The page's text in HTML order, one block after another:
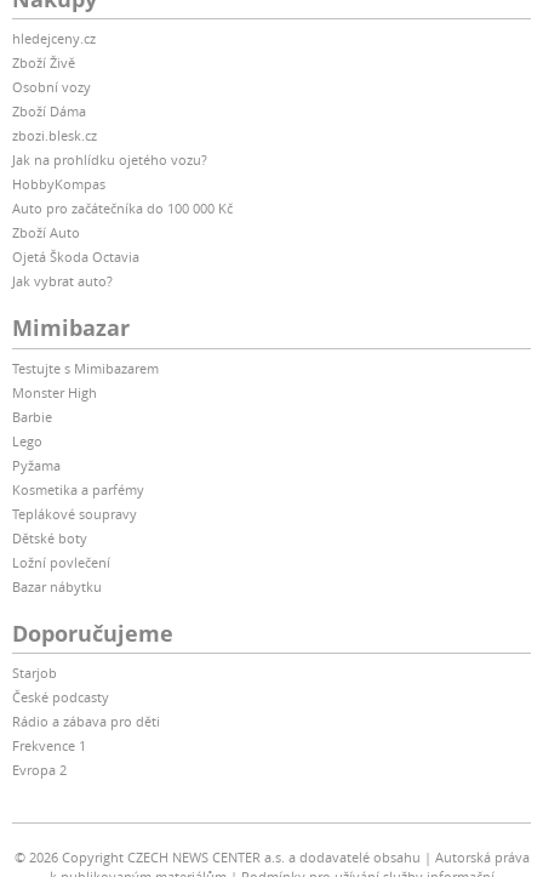
hledejceny.cz
Zboží Živě
Osobní vozy
Zboží Dáma
zbozi.blesk.cz
Jak na prohlídku ojetého vozu?
HobbyKompas
Auto pro začátečníka do 100 000 Kč
Zboží Auto
Ojetá Škoda Octavia
Jak vybrat auto?
Mimibazar
Testujte s Mimibazarem
Monster High
Barbie
Lego
Pyžama
Kosmetika a parfémy
Teplákové soupravy
Dětské boty
Ložní povlečení
Bazar nábytku
Doporučujeme
Starjob
České podcasty
Rádio a zábava pro děti
Frekvence 1
Evropa 2
© 2026 Copyright CZECH NEWS CENTER a.s. a dodavatelé obsahu
Autorská práva